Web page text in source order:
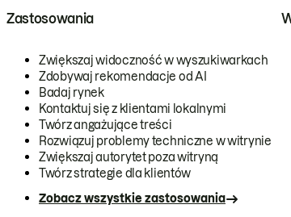
Zastosowania
Zwiększaj widoczność w wyszukiwarkach
Zdobywaj rekomendacje od AI
Badaj rynek
Kontaktuj się z klientami lokalnymi
Twórz angażujące treści
Rozwiązuj problemy techniczne w witrynie
Zwiększaj autorytet poza witryną
Twórz strategie dla klientów
Zobacz wszystkie zastosowania